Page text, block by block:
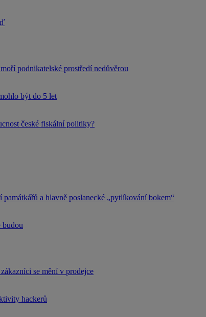
podnikatelské prostředí nedůvěrou
být do 5 let
české fiskální politiky?
a hlavně poslanecké „pytlíkování bokem“
budou
se mění v prodejce
hackerů